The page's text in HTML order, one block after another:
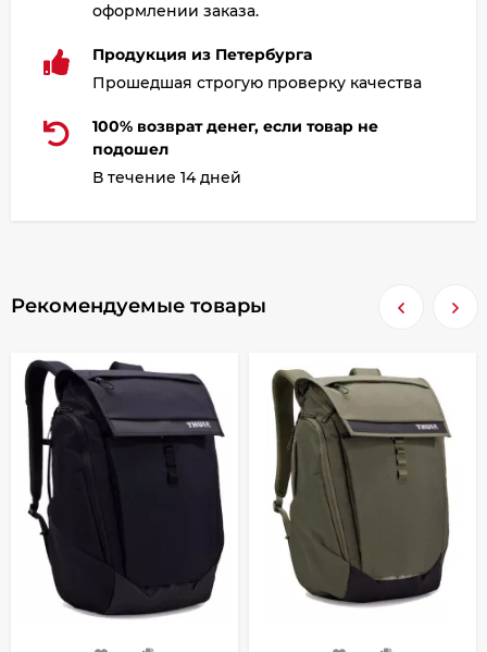
оформлении заказа.
Продукция из Петербурга
Прошедшая строгую проверку качества
100% возврат денег, если товар не
подошел
В течение 14 дней
Рекомендуемые товары